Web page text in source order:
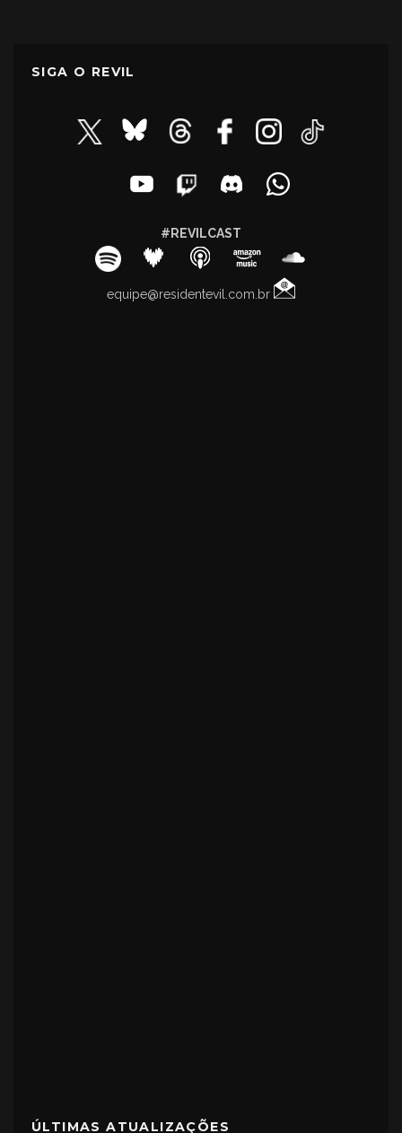
SIGA O REVIL
#REVILCAST
equipe@residentevil.com.br
ÚLTIMAS ATUALIZAÇÕES